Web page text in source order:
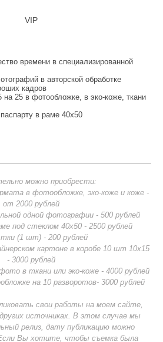
VIP
времени в специализированной
в авторской обработке
кадров
25 в фотообложке, в эко-коже, ткани
в раме 40х50
можно приобрести:
в фотообложке, эко-коже и коже -
от 2000 рублей
одной фотографии - 500 рублей
под стеклом 40х50 - 2500 рублей
(1 шт) - 200 рублей
картоне в коробе 10 шт 10х15
- 3000 рублей
в ткани или эко-коже - 4000 рублей
на 10 разворотов- 3000 рублей
свои работы на моем сайте,
источниках. В этом случае мы
релиз, дату публикацию можно
Вы хотите, чтобы съемка была